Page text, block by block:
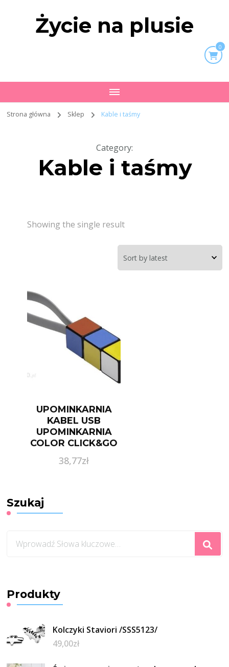
Życie na plusie
0
Strona główna Sklep Kable i taśmy
Category:
Kable i taśmy
Showing the single result
UPOMINKARNIA
KABEL USB
UPOMINKARNIA
COLOR CLICK&GO
(116953UNIW)
38,77zł
Szukaj
czegoś?
Produkty
Kolczyki Staviori /SSS5123/
49,00zł